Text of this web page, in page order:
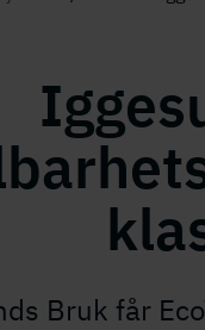
Bruk får